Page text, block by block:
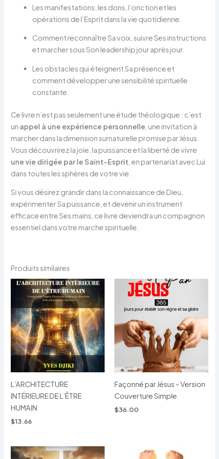
Les manifestations, les dons, l’onction et les
opérations de l’Esprit dans la vie quotidienne.
Comment reconnaître Sa voix, suivre Ses instructions
et marcher sous Son leadership jour après jour.
Les obstacles qui éteignent Sa présence et
comment développer une sensibilité spirituelle
constante.
Ce livre n’est pas seulement une étude théologique : c’est
un appel à une expérience personnelle , une invitation à
marcher dans la dimension surnaturelle promise par Jésus.
Vous découvrirez la joie, la puissance et la liberté de vivre
une vie dirigée par le Saint-Esprit , en partenariat avec Lui
dans toutes les sphères de votre vie.
Si vous désirez grandir dans la connaissance de Dieu,
expérimenter Sa puissance, et devenir un instrument
efficace entre Ses mains, ce livre deviendra un compagnon
essentiel dans votre marche spirituelle.
Produits similaires
L’ARCHITECTURE
INTÉRIEURE DE L’ÊTRE
HUMAIN
$13.66
Façonné par Jésus – Version
Couverture Simple
$36.00